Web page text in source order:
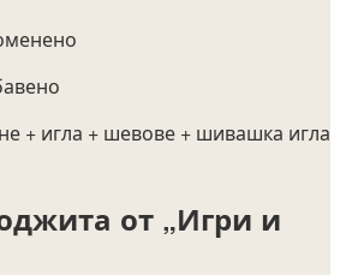
+ игла + шевове + шивашка игла
от „Игри и